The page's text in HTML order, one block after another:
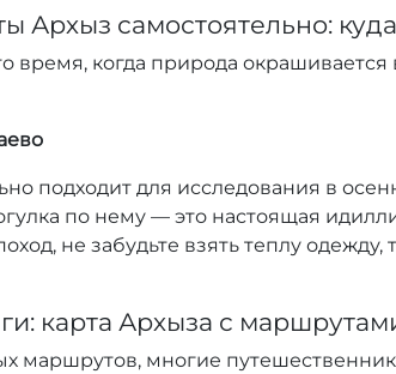
Архыз самостоятельно:
время, когда природа окрашивается
подходит для исследования в
по нему — это настоящая
не забудьте взять теплу
карта Архыза с
маршрутов, многие